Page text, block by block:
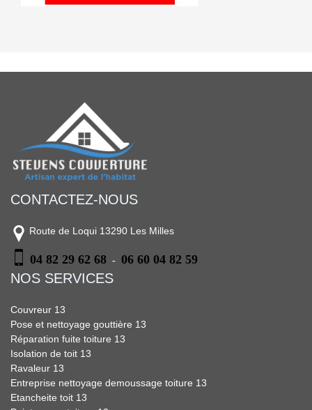
CONTACTEZ-NOUS
Route de Loqui 13290 Les Milles
04 82 29 62 68 - 06 60 04 82 59
NOS SERVICES
Couvreur 13
Pose et nettoyage gouttière 13
Réparation fuite toiture 13
Isolation de toit 13
Ravaleur 13
Entreprise nettoyage demoussage toiture 13
Etancheite toit 13